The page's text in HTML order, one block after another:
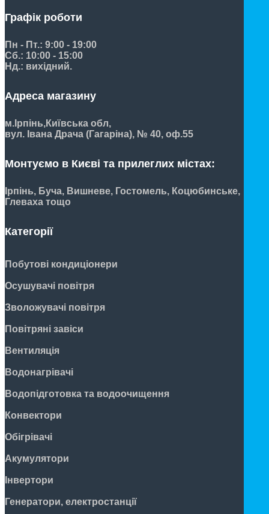
Графік роботи
Пн - Пт.: 9:00 - 19:00
Сб.: 10:00 - 15:00
Нд.: вихідний.
Адреса магазину
м.Ірпінь,Київська обл,
вул. Івана Драча (Гагаріна), № 40, оф.55
Монтуємо в Києві та прилеглих містах:
Ірпінь, Буча, Вишневе, Гостомель, Коцюбинське,
Глеваха тощо
Категорії
Побутові кондиціонери
Осушувачі повітря
Зволожувачі повітря
Повітряні завіси
Вентиляція
Водонагрівачі
Водопідготовка та водоочищення
Конвектори
Обігрівачі
Акумулятори
Інвертори
Генератори, електростанції